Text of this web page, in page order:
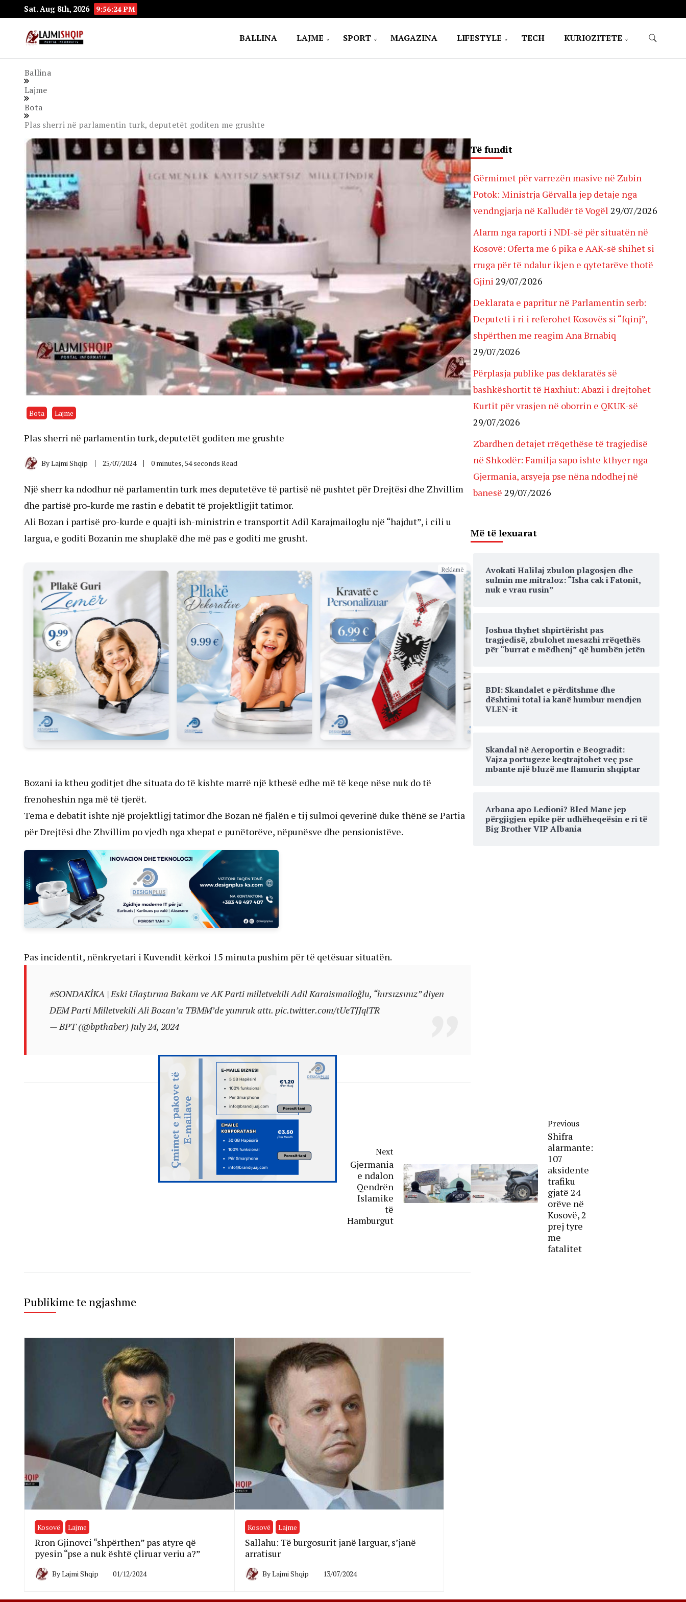
Sat. Aug 8th, 2026 9:56:25 PM
BALLINA LAJME SPORT MAGAZINA LIFESTYLE TECH KURIOZITETE
Ballina
Lajme
Bota
Plas sherri në parlamentin turk, deputetët goditen me grushte
Bota Lajme
Plas sherri në parlamentin turk, deputetët goditen me grushte
ByLajmi Shqip 25/07/2024 0 minutes, 54 seconds Read
Një sherr ka ndodhur në parlamentin turk mes deputetëve të partisë në pushtet për Drejtësi dhe Zhvillim
dhe partisë pro-kurde me rastin e debatit të projektligjit tatimor.
Ali Bozan i partisë pro-kurde e quajti ish-ministrin e transportit Adil Karajmailoglu një “hajdut”, i cili u
largua, e goditi Bozanin me shuplakë dhe më pas e goditi me grusht.
Reklamë
Bozani ia ktheu goditjet dhe situata do të kishte marrë një kthesë edhe më të keqe nëse nuk do të
frenoheshin nga më të tjerët.
Tema e debatit ishte një projektligj tatimor dhe Bozan në fjalën e tij sulmoi qeverinë duke thënë se Partia
për Drejtësi dhe Zhvillim po vjedh nga xhepat e punëtorëve, nëpunësve dhe pensionistëve.
Pas incidentit, nënkryetari i Kuvendit kërkoi 15 minuta pushim për të qetësuar situatën.
#SONDAKİKA | Eski Ulaştırma Bakanı ve AK Parti milletvekili Adil Karaismailoğlu, “hırsızsınız” diyen
DEM Parti Milletvekili Ali Bozan’a TBMM’de yumruk attı. pic.twitter.com/tUeTJJqlTR
— BPT (@bpthaber) July 24, 2024
Previous
Shifra
alarmante:
107
aksidente
trafiku
gjatë 24
orëve në
Kosovë, 2
prej tyre
me
fatalitet
Next
Gjermania
e ndalon
Qendrën
Islamike
të
Hamburgut
Publikime te ngjashme
Kosovë Lajme
Rron Gjinovci “shpërthen” pas atyre që
pyesin “pse a nuk është çliruar veriu a?”
ByLajmi Shqip 01/12/2024
Kosovë Lajme
Sallahu: Të burgosurit janë larguar, s’janë
arratisur
ByLajmi Shqip 13/07/2024
Të fundit
Gërmimet për varrezën masive në Zubin
Potok: Ministrja Gërvalla jep detaje nga
vendngjarja në Kalludër të Vogël 29/07/2026
Alarm nga raporti i NDI-së për situatën në
Kosovë: Oferta me 6 pika e AAK-së shihet si
rruga për të ndalur ikjen e qytetarëve thotë
Gjini 29/07/2026
Deklarata e papritur në Parlamentin serb:
Deputeti i ri i referohet Kosovës si “fqinj”,
shpërthen me reagim Ana Brnabiq
29/07/2026
Përplasja publike pas deklaratës së
bashkëshortit të Haxhiut: Abazi i drejtohet
Kurtit për vrasjen në oborrin e QKUK-së
29/07/2026
Zbardhen detajet rrëqethëse të tragjedisë
në Shkodër: Familja sapo ishte kthyer nga
Gjermania, arsyeja pse nëna ndodhej në
banesë 29/07/2026
Më të lexuarat
Avokati Halilaj zbulon plagosjen dhe
sulmin me mitraloz: “Isha cak i Fatonit,
nuk e vrau rusin”
Joshua thyhet shpirtërisht pas
tragjedisë, zbulohet mesazhi rrëqethës
për “burrat e mëdhenj” që humbën jetën
BDI: Skandalet e përditshme dhe
dështimi total ia kanë humbur mendjen
VLEN-it
Skandal në Aeroportin e Beogradit:
Vajza portugeze keqtrajtohet veç pse
mbante një bluzë me flamurin shqiptar
Arbana apo Ledioni? Bled Mane jep
përgjigjen epike për udhëheqeësin e ri të
Big Brother VIP Albania